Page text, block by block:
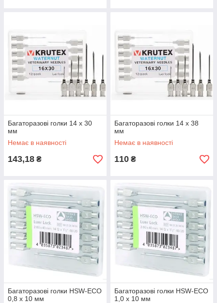
Багаторазові голки 14 х 30
мм
Немає в наявності
143,18 ₴
Багаторазові голки 14 х 38
мм
Немає в наявності
110 ₴
Багаторазові голки HSW-ECO
0,8 х 10 мм
Багаторазові голки HSW-ECO
1,0 х 10 мм